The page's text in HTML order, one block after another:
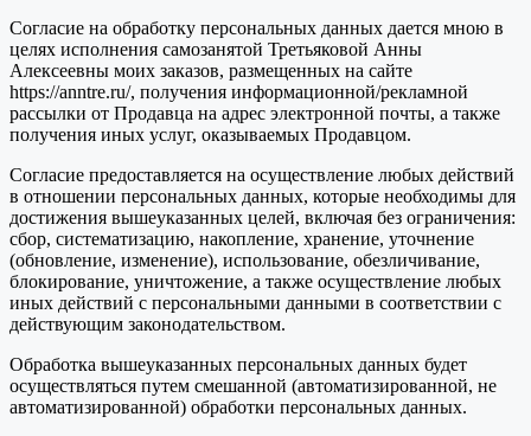
Согласие на обработку персональных данных дается мною в
целях исполнения самозанятой Третьяковой Анны
Алексеевны моих заказов, размещенных на сайте
https://anntre.ru/, получения информационной/рекламной
рассылки от Продавца на адрес электронной почты, а также
получения иных услуг, оказываемых Продавцом.
Согласие предоставляется на осуществление любых действий
в отношении персональных данных, которые необходимы для
достижения вышеуказанных целей, включая без ограничения:
сбор, систематизацию, накопление, хранение, уточнение
(обновление, изменение), использование, обезличивание,
блокирование, уничтожение, а также осуществление любых
иных действий с персональными данными в соответствии с
действующим законодательством.
Обработка вышеуказанных персональных данных будет
осуществляться путем смешанной (автоматизированной, не
автоматизированной) обработки персональных данных.